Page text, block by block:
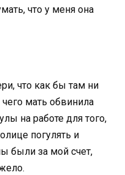
что у меня она
что как бы там ни
мать обвинила
на работе для того,
погулять и
были за мой счет,